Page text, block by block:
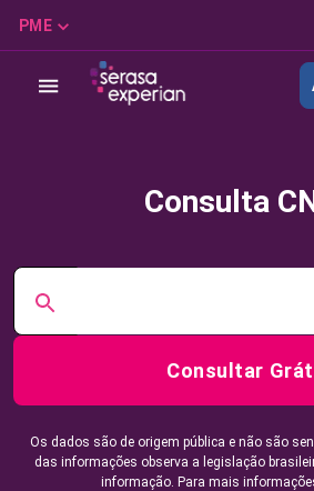
PME
Consulta
Consultar
Os dados são de origem pública e não são
das informações observa a legislação
informação. Para mais